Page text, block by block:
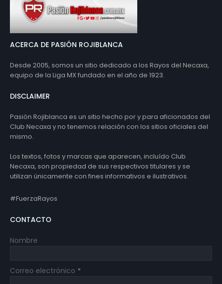
ACERCA DE PASIÓN ROJIBLANCA
Desde 2005, somos un sitio dedicado a los Rayos del Necaxa,
equipo de la Liga MX fundado en el año de 1923.
DISCLAIMER
Pasión Rojiblanca es un sitio hecho por y para aficionados del
Club Necaxa y no tenemos relación con los sitios oficiales del
mismo.
Los textos, fotos y marcas que aparecen, incluído Club
Necaxa, son propiedad de sus respectivos titulares y se
utilizan únicamente con fines informativos e ilustrativos.
#FuerzaRayos
CONTACTO
Nombre
Correo electrónico *